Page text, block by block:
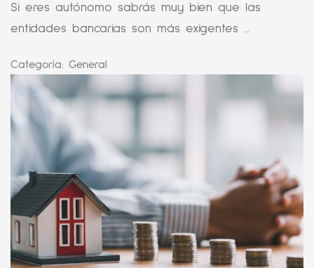
Si eres autónomo sabrás muy bien que las
entidades bancarias son más exigentes ...
Categoría: General